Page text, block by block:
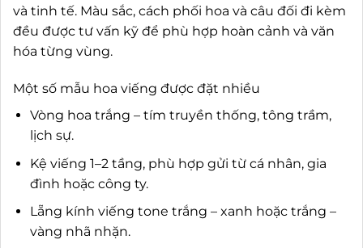
và tinh tế. Màu sắc, cách phối hoa và câu đối đi kèm
đều được tư vấn kỹ để phù hợp hoàn cảnh và văn
hóa từng vùng.
Một số mẫu hoa viếng được đặt nhiều
Vòng hoa trắng – tím truyền thống, tông trầm,
lịch sự.
Kệ viếng 1–2 tầng, phù hợp gửi từ cá nhân, gia
đình hoặc công ty.
Lẵng kính viếng tone trắng – xanh hoặc trắng –
vàng nhã nhặn.